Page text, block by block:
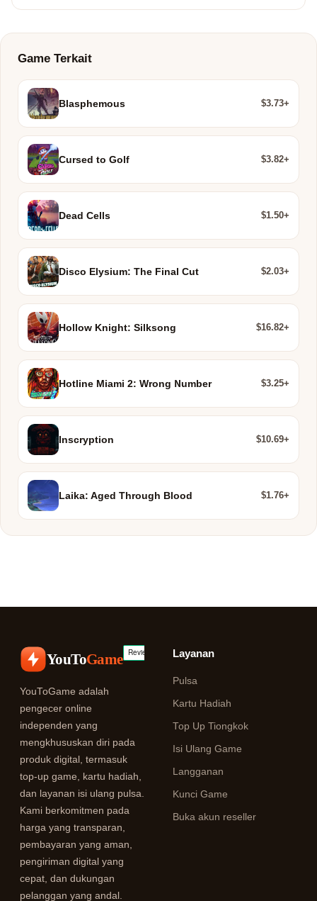
Game Terkait
Blasphemous $3.73+
Cursed to Golf $3.82+
Dead Cells $1.50+
Disco Elysium: The Final Cut $2.03+
Hollow Knight: Silksong $16.82+
Hotline Miami 2: Wrong Number $3.25+
Inscryption $10.69+
Laika: Aged Through Blood $1.76+
YouToGame
YouToGame adalah
pengecer online
independen yang
mengkhususkan diri pada
produk digital, termasuk
top-up game, kartu hadiah,
dan layanan isi ulang pulsa.
Kami berkomitmen pada
harga yang transparan,
pembayaran yang aman,
pengiriman digital yang
cepat, dan dukungan
pelanggan yang andal.
Layanan
Pulsa
Kartu Hadiah
Top Up Tiongkok
Isi Ulang Game
Langganan
Kunci Game
Buka akun reseller